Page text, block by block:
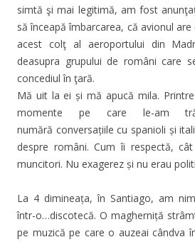
simtă şi mai legitimă, am fost
să înceapă îmbarcarea, că avionul
acest colţ al aeroportului din
deasupra grupului de români care
concediul în ţară.
Mă uit la ei și mă apucă mila.
momente pe care le-am
numără conversațiile cu spanioli și
despre români. Cum îi respectă,
muncitori. Nu exagerez și nu erau
La 4 dimineața, în Santiago, am
într-o…discotecă. O magherniță
pe muzică pe care o auzeai cândva